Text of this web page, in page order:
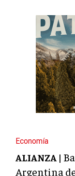
Economía
ALIANZA |
Argentina